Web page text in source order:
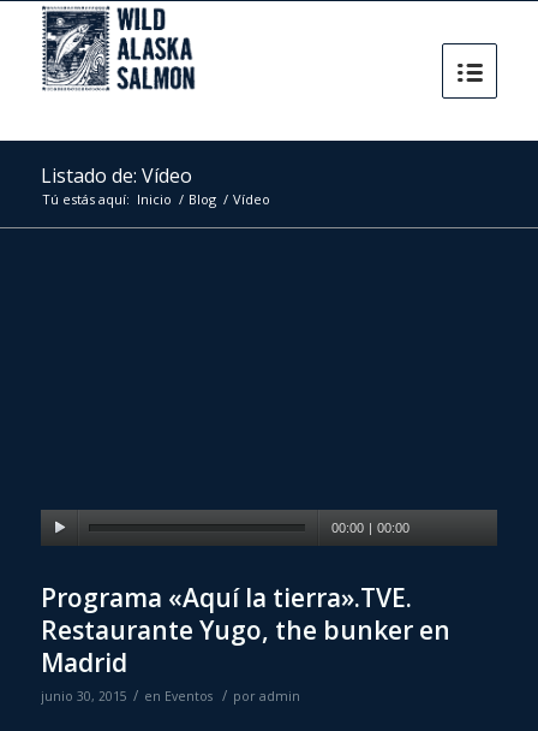
Listado de: Vídeo
Tú estás aquí: Inicio / Blog / Vídeo
00:00 | 00:00
Programa «Aquí la tierra».TVE.
Restaurante Yugo, the bunker en
Madrid
junio 30, 2015 / en Eventos / por admin